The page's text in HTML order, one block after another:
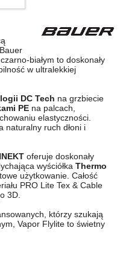
białym to doskonały
w ultralekkiej
DC Tech na grzbiecie
PE na palcach,
elastyczności.
naturalny ruch dłoni i
oferuje doskonały
wyściółka Thermo
użytkowanie. Całość
PRO Lite Tex & Cable
3D.
którzy szukają
Vapor Flylite to świetny